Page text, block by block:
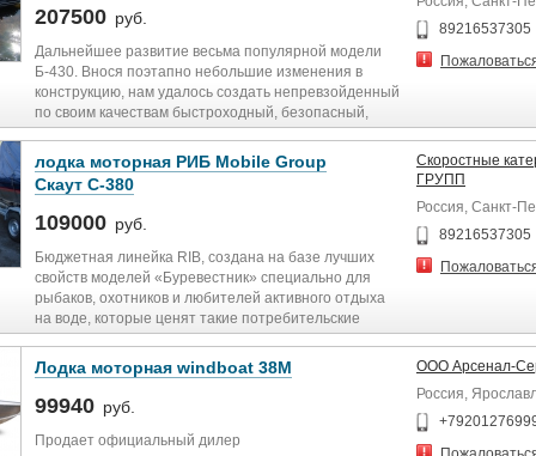
207500 руб.
Дальнейшее развитие весьма популярной модели
Б-430. Внося поэтапно небольшие изменения в
конструкцию, нам удалось создать непревзойденный
по своим качествам быстроходный, безопасный,
комфортабельный РИБ. Лодка выпускается в
нескольких вариантах, с большим или спортивным
постом управления. Наличие легкосъёмного тента
кабриолетного типа переводит эту лодку в разряд
всепогодных. Это универсальное судно для рыбаков
и любителей активного отдыха на воде.
Длина: 4.50 м
Ширина: 2.10 м
Длина кокпита: 3.00 м
Ширина кокпита: 1.10 м
Количество отсеков: 3
Вместимость: 7 чел
Грузоподъемность: 820 кг
Вес: 165-195 кг
89216537305
лодка моторная РИБ Mobile Group
Скаут С-380
109000 руб.
Бюджетная линейка RIB, создана на базе лучших
свойств моделей «Буревестник» специально для
рыбаков, охотников и любителей активного отдыха
на воде, которые ценят такие потребительские
качества, как невысокая цена, большая
грузоподъёмность, лёгкий вес и надёжность. На
данную модель предусмотрена установка модульных
элементов: пульт «Люкс», пульт на банку, а также
пульт на баллон. Возможно как румпельное, так и
дистанционное управление. Установка колес на
Скоростные
ГРУПП
Россия, Санкт-
89216537305
Лодка моторная windboat 38M
99940 руб.
Продает официальный дилер
ООО Арсенал-
Россия,